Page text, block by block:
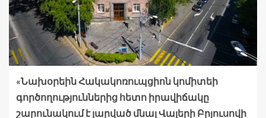
«Նախօրեին Հակակոռուպցիոն կոմիտեի
գործողություններից հետո իրավիճակը
շարունակում է լարված մնալ Վալերի Բրյուսովի